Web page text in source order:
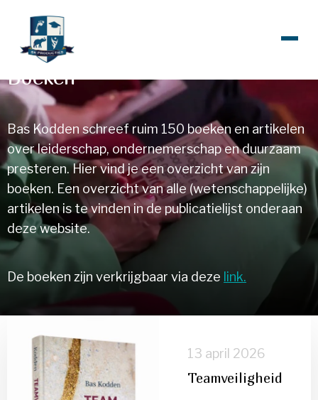
Boeken
Bas Kodden schreef ruim 150 boeken en artikelen
over leiderschap, ondernemerschap en duurzaam
presteren. Hier vind je een overzicht van zijn
boeken. Een overzicht van alle (wetenschappelijke)
artikelen is te vinden in de publicatielijst onderaan
deze website.
De boeken zijn verkrijgbaar via deze link.
13 april 2026
Teamveiligheid
meer
over
Teamveiligheid